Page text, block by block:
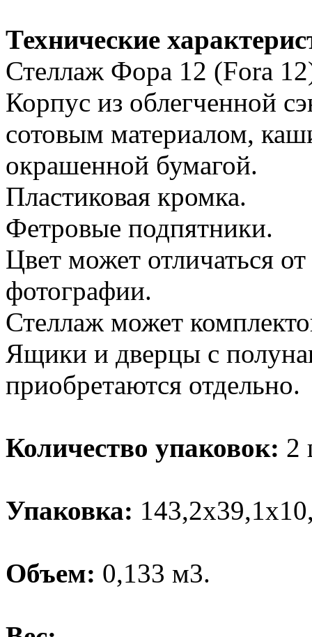
Технические
Стеллаж Фора 12 (Fora
Корпус из облегченной
сотовым материалом,
окрашенной бумагой.
Пластиковая кромка.
Фетровые подпятники.
Цвет может отличаться
фотографии.
Стеллаж может
Ящики и дверцы с
приобретаются отдельно.
Количество упаковок: 2
Упаковка:
Объем: 0,133 м3.